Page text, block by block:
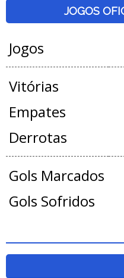
JOGOS
Jogos
Vitórias
Empates
Derrotas
Gols Marcados
Gols Sofridos